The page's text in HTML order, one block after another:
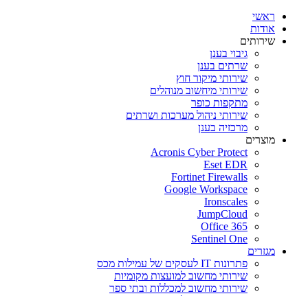
ראשי
אודות
שירותים
גיבוי בענן
שרתים בענן
שירותי מיקור חוץ
שירותי מיחשוב מנוהלים
מתקפות כופר
שירותי ניהול מערכות ושרתים
מרכזיה בענן
מוצרים
Acronis Cyber Protect
Eset EDR
Fortinet Firewalls
Google Workspace
Ironscales
JumpCloud
Office 365
Sentinel One
מגזרים
פתרונות IT לעסקים של עמילות מכס
שירותי מחשוב למועצות מקומיות
שירותי מחשוב למכללות ובתי ספר